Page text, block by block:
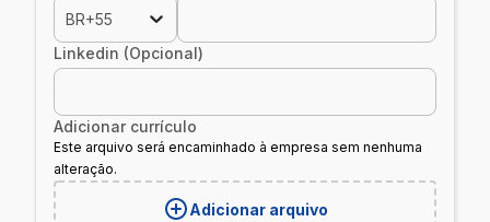
BR+55
Linkedin (Opcional)
Adicionar currículo
Este arquivo será encaminhado à empresa sem nenhuma
alteração.
Adicionar arquivo